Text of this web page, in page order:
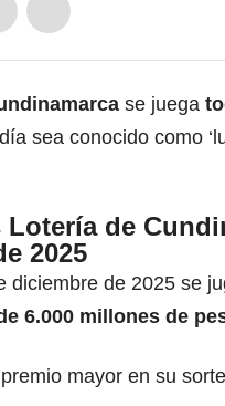
se juega
sea conocido como
de
2025
diciembre de 2025 se
6.000 millones de
mayor en su